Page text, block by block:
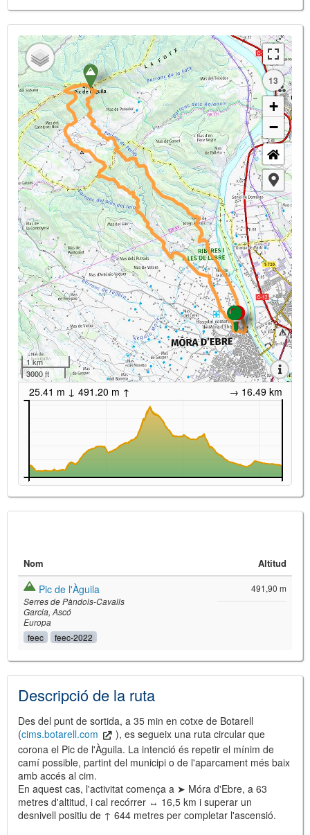
13
+
−
1 km
3000 ft
©Leaflet
and its contributors
© Institut Cartogràfic i Geològic de
25.41 m ↓ 491.20 m ↑ → 16.49 km
Nom Altitud
Pic de l'Àguila
Serres de Pàndols-Cavalls
Garcia Ascó
Europa
feec feec-2022
491,90 m
Descripció de la ruta
Des del punt de sortida, a 35 min en cotxe de Botarell
(cims.botarell.com
), es segueix una ruta circular que
corona el Pic de l'Àguila. La intenció és repetir el mínim de
camí possible, partint del municipi o de l'aparcament més baix
amb accés al cim.
En aquest cas, l'activitat comença a ➤ Móra d'Ebre, a 63
metres d'altitud, i cal recórrer ↔ 16,5 km i superar un
desnivell positiu de ↑ 644 metres per completar l'ascensió.